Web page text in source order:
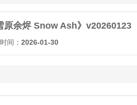
原余烬 Snow Ash》v20260123
间： 2026-01-30